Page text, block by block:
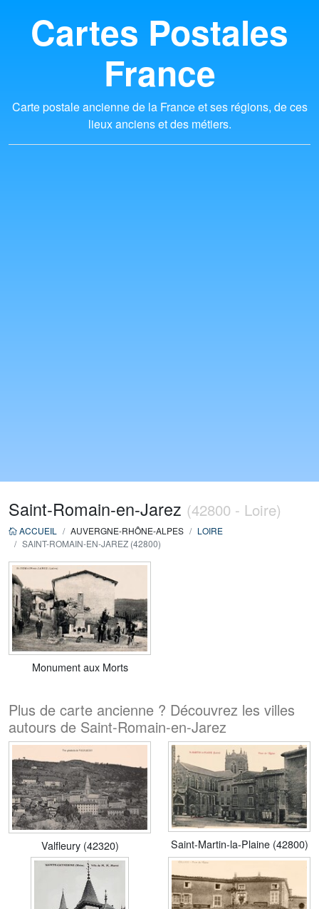
Cartes Postales
France
Carte postale ancienne de la France et ses régions, de ces
lieux anciens et des métiers.
Saint-Romain-en-Jarez (42800 - Loire)
ACCUEIL AUVERGNE-RHÔNE-ALPES
LOIRE
SAINT-ROMAIN-EN-JAREZ (42800)
Monument aux Morts
Plus de carte ancienne ? Découvrez les villes
autours de Saint-Romain-en-Jarez
Valfleury (42320) Saint-Martin-la-Plaine (42800)